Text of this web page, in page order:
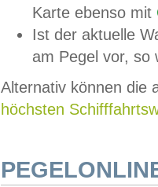
Karte ebenso mit
Ist der aktuelle
am Pegel vor,
Alternativ können die
höchsten